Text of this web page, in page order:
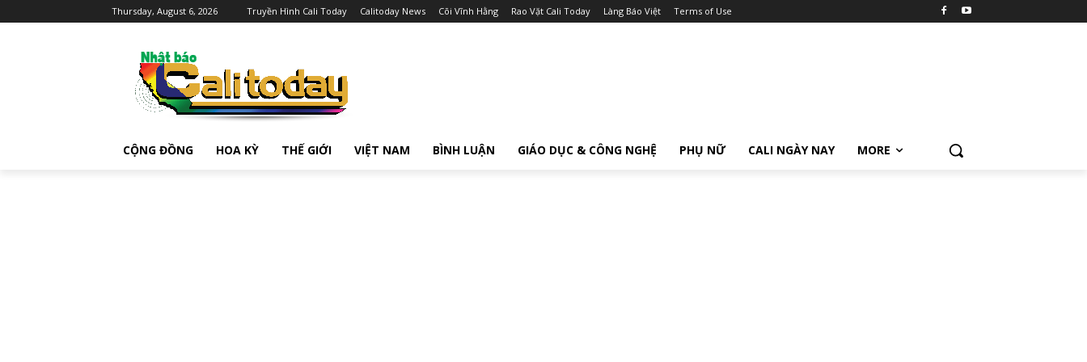
Thursday, August 6, 2026 Truyền Hình Cali Today Calitoday News Cõi Vĩnh Hằng Rao Vặt Cali Today Làng Báo Việt Terms of Use
CỘNG ĐỒNG HOA KỲ THẾ GIỚI VIỆT NAM BÌNH LUẬN GIÁO DỤC & CÔNG NGHỆ PHỤ NỮ CALI NGÀY NAY MORE